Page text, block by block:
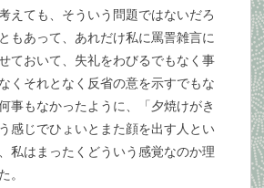
えても、そういう問題ではないだろ
もあって、あれだけ私に罵詈雑言に
ておいて、失礼をわびるでもなく事
くそれとなく反省の意を示すでもな
事もなかったように、「夕焼けがき
感じでひょいとまた顔を出す人とい
私はまったくどういう感覚なのか理
。